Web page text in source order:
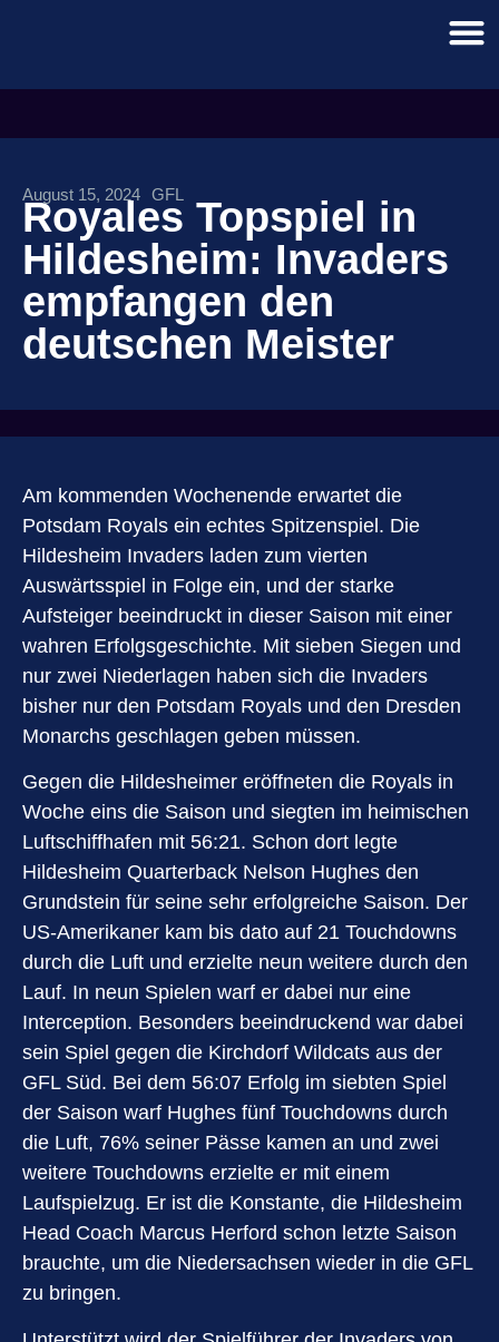
August 15, 2024 GFL
Royales Topspiel in
Hildesheim: Invaders
empfangen den
deutschen Meister
Am kommenden Wochenende erwartet die
Potsdam Royals ein echtes Spitzenspiel. Die
Hildesheim Invaders laden zum vierten
Auswärtsspiel in Folge ein, und der starke
Aufsteiger beeindruckt in dieser Saison mit einer
wahren Erfolgsgeschichte. Mit sieben Siegen und
nur zwei Niederlagen haben sich die Invaders
bisher nur den Potsdam Royals und den Dresden
Monarchs geschlagen geben müssen.
Gegen die Hildesheimer eröffneten die Royals in
Woche eins die Saison und siegten im heimischen
Luftschiffhafen mit 56:21. Schon dort legte
Hildesheim Quarterback Nelson Hughes den
Grundstein für seine sehr erfolgreiche Saison. Der
US-Amerikaner kam bis dato auf 21 Touchdowns
durch die Luft und erzielte neun weitere durch den
Lauf. In neun Spielen warf er dabei nur eine
Interception. Besonders beeindruckend war dabei
sein Spiel gegen die Kirchdorf Wildcats aus der
GFL Süd. Bei dem 56:07 Erfolg im siebten Spiel
der Saison warf Hughes fünf Touchdowns durch
die Luft, 76% seiner Pässe kamen an und zwei
weitere Touchdowns erzielte er mit einem
Laufspielzug. Er ist die Konstante, die Hildesheim
Head Coach Marcus Herford schon letzte Saison
brauchte, um die Niedersachsen wieder in die GFL
zu bringen.